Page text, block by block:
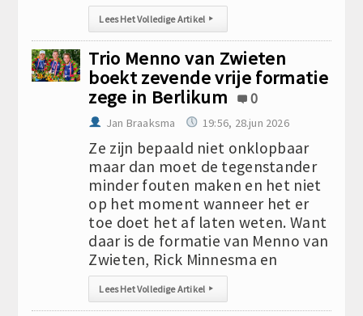
Lees Het Volledige Artikel ▸
Trio Menno van Zwieten
boekt zevende vrije formatie
zege in Berlikum
0
Jan Braaksma 19:56, 28.jun 2026
Ze zijn bepaald niet onklopbaar
maar dan moet de tegenstander
minder fouten maken en het niet
op het moment wanneer het er
toe doet het af laten weten. Want
daar is de formatie van Menno van
Zwieten, Rick Minnesma en
Lees Het Volledige Artikel ▸